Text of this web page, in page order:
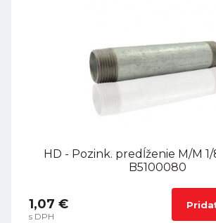
HD - Pozink. predĺženie M/M
B5100080
1,07 €
s DPH